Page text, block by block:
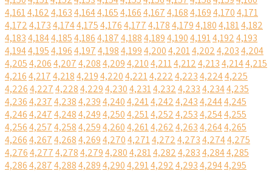
4,1614,1624,1634,1644,1654,1664,1674,1684,1694,1704,171
4,1724,1734,1744,1754,1764,1774,1784,1794,1804,1814,182
4,1834,1844,1854,1864,1874,1884,1894,1904,1914,1924,193
4,1944,1954,1964,1974,1984,1994,2004,2014,2024,2034,204
4,2054,2064,2074,2084,2094,2104,2114,2124,2134,2144,215
4,2164,2174,2184,2194,2204,2214,2224,2234,2244,225
4,2264,2274,2284,2294,2304,2314,2324,2334,2344,235
4,2364,2374,2384,2394,2404,2414,2424,2434,2444,245
4,2464,2474,2484,2494,2504,2514,2524,2534,2544,255
4,2564,2574,2584,2594,2604,2614,2624,2634,2644,265
4,2664,2674,2684,2694,2704,2714,2724,2734,2744,275
4,2764,2774,2784,2794,2804,2814,2824,2834,2844,285
4,2864,2874,2884,2894,2904,2914,2924,2934,2944,295